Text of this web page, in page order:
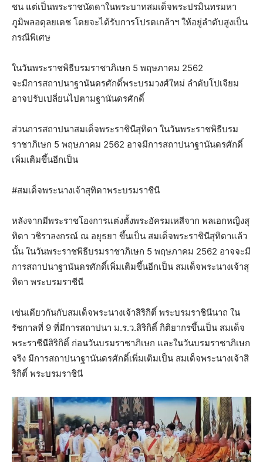
ชน แต่เป็นพระราชนัดดาในพระบาทสมเด็จพระปรมินทรมหา
ภูมิพลอดุลยเดช โดยจะได้รับการโปรดเกล้าฯ ให้อยู่ลำดับสูงเป็น
กรณีพิเศษ
ในวันพระราชพิธีบรมราชาภิเษก 5 พฤษภาคม 2562
จะมีการสถาปนาฐานันดรศักดิ์พระบรมวงศ์ใหม่ ลำดับโปเจียม
อาจปรับเปลี่ยนไปตามฐานันดรศักดิ์
ส่วนการสถาปนาสมเด็จพระราชินีสุทิดา ในวันพระราชพิธีบรม
ราชาภิเษก 5 พฤษภาคม 2562 อาจมีการสถาปนาฐานันดรศักดิ์
เพิ่มเติมขึ้นอีกเป็น
#สมเด็จพระนางเจ้าสุทิดาพระบรมราชีนี
หลังจากมีพระราชโองการแต่งตั้งพระอัครมเหสีจาก พลเอกหญิงสุ
ทิดา วชิราลงกรณ์ ณ อยุธยา ขึ้นเป็น สมเด็จพระราชินีสุทิดาแล้ว
นั้น ในวันพระราชพิธีบรมราชาภิเษก 5 พฤษภาคม 2562 อาจจะมี
การสถาปนาฐานันดรศักดิ์เพิ่มเติมขึ้นอีกเป็น สมเด็จพระนางเจ้าสุ
ทิดา พระบรมราชีนี
เช่นเดียวกันกับสมเด็จพระนางเจ้าสิริกิติ์ พระบรมราชินีนาถ ใน
รัชกาลที่ 9 ที่มีการสถาปนา ม.ร.ว.สิริกิติ์ กิติยากรขึ้นเป็น สมเด็จ
พระราชีนีสิริกิติ์ ก่อนวันบรมราชาภิเษก และในวันบรมราชาภิเษก
จริง มีการสถาปนาฐานันดรศักดิ์เพิ่มเติมเป็น สมเด็จพระนางเจ้าสิ
ริกิติ์ พระบรมราชินี